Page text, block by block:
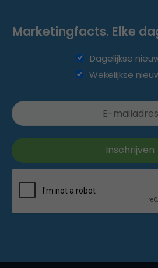
Marketingfacts. Elke
Dagelijkse
Wekelijkse